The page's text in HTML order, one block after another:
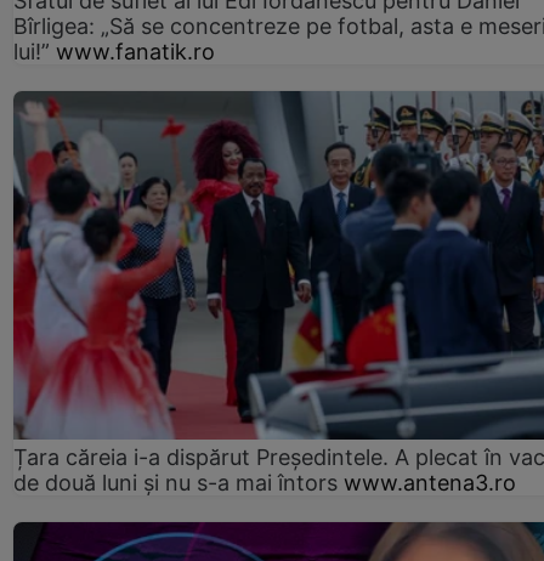
Bîrligea: „Să se concentreze pe fotbal, asta e
lui!” www.fanatik.ro
Țara căreia i-a dispărut Președintele. A plecat în
de două luni și nu s-a mai întors www.antena3.ro